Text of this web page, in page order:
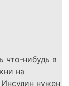
что-нибудь в
на
нужен